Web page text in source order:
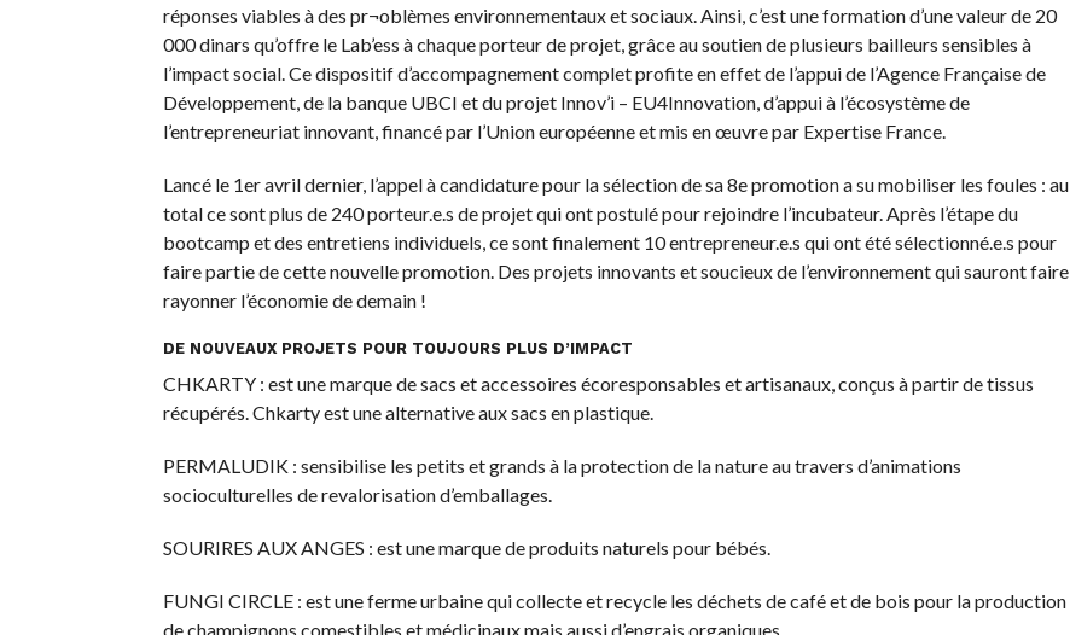
réponses viables à des pr¬oblèmes environnementaux et sociaux. Ainsi, c’est une formation d’une valeur de 20
000 dinars qu’offre le Lab’ess à chaque porteur de projet, grâce au soutien de plusieurs bailleurs sensibles à
l’impact social. Ce dispositif d’accompagnement complet profite en effet de l’appui de l’Agence Française de
Développement, de la banque UBCI et du projet Innov’i – EU4Innovation, d’appui à l’écosystème de
l’entrepreneuriat innovant, financé par l’Union européenne et mis en œuvre par Expertise France.
Lancé le 1er avril dernier, l’appel à candidature pour la sélection de sa 8e promotion a su mobiliser les foules : au
total ce sont plus de 240 porteur.e.s de projet qui ont postulé pour rejoindre l’incubateur. Après l’étape du
bootcamp et des entretiens individuels, ce sont finalement 10 entrepreneur.e.s qui ont été sélectionné.e.s pour
faire partie de cette nouvelle promotion. Des projets innovants et soucieux de l’environnement qui sauront faire
rayonner l’économie de demain !
DE NOUVEAUX PROJETS POUR TOUJOURS PLUS D’IMPACT
CHKARTY : est une marque de sacs et accessoires écoresponsables et artisanaux, conçus à partir de tissus
récupérés. Chkarty est une alternative aux sacs en plastique.
PERMALUDIK : sensibilise les petits et grands à la protection de la nature au travers d’animations
socioculturelles de revalorisation d’emballages.
SOURIRES AUX ANGES : est une marque de produits naturels pour bébés.
FUNGI CIRCLE : est une ferme urbaine qui collecte et recycle les déchets de café et de bois pour la production
de champignons comestibles et médicinaux mais aussi d’engrais organiques.